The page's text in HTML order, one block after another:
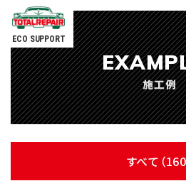
ECO SUPPORT
Tel.090-
電話対応時間 ／
施工例
すべて（160